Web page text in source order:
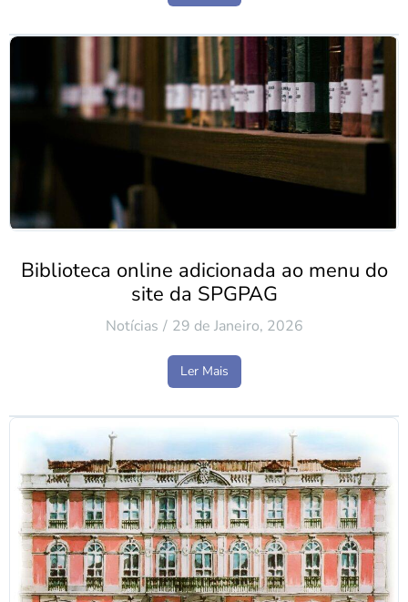
Biblioteca online adicionada ao menu do
site da SPGPAG
Notícias 29 de Janeiro, 2026
Ler Mais